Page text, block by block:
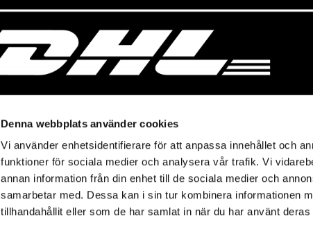
Denna webbplats använder cookies
Vi använder enhetsidentifierare för att anpassa innehållet och
funktioner för sociala medier och analysera vår trafik. Vi
annan information från din enhet till de sociala medier och
samarbetar med. Dessa kan i sin tur kombinera informationen
tillhandahållit eller som de har samlat in när du har använt deras
Om Baresso
Baresso Magasin
Om Baresso.se
Cookiepolicy
Mitt